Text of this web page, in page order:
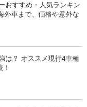
おすすめ・人気ランキン
外車まで、価格や意外な
は？ オススメ現行4車種